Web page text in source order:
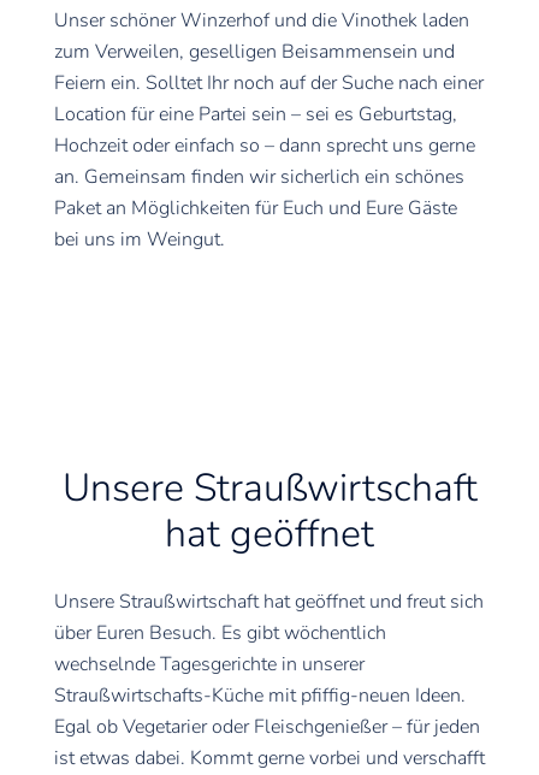
Unser schöner Winzerhof und die Vinothek laden
zum Verweilen, geselligen Beisammensein und
Feiern ein. Solltet Ihr noch auf der Suche nach einer
Location für eine Partei sein – sei es Geburtstag,
Hochzeit oder einfach so – dann sprecht uns gerne
an. Gemeinsam finden wir sicherlich ein schönes
Paket an Möglichkeiten für Euch und Eure Gäste
bei uns im Weingut.
Unsere Straußwirtschaft
hat geöffnet
Unsere Straußwirtschaft hat geöffnet und freut sich
über Euren Besuch. Es gibt wöchentlich
wechselnde Tagesgerichte in unserer
Straußwirtschafts-Küche mit pfiffig-neuen Ideen.
Egal ob Vegetarier oder Fleischgenießer – für jeden
ist etwas dabei. Kommt gerne vorbei und verschafft